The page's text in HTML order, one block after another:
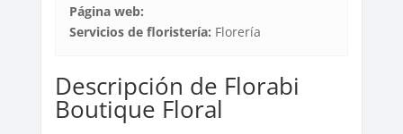
Página web:
Servicios de floristería: Florería
Descripción de Florabi
Boutique Floral